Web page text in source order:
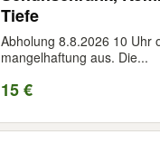
Tiefe
Abholung 8.8.2026 10 Uhr
mangelhaftung aus. Die...
15 €